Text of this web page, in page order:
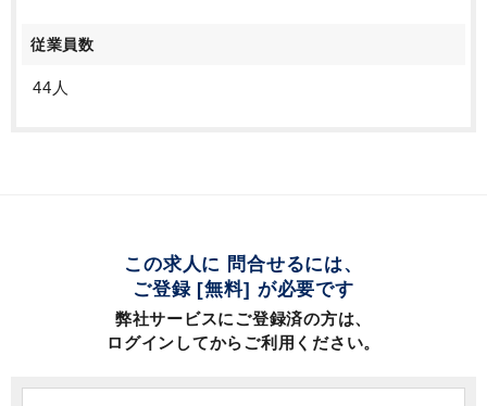
従業員数
44人
この求人に 問合せるには、
ご登録 [無料] が必要です
弊社サービスにご登録済の方は、
ログインしてからご利用ください。